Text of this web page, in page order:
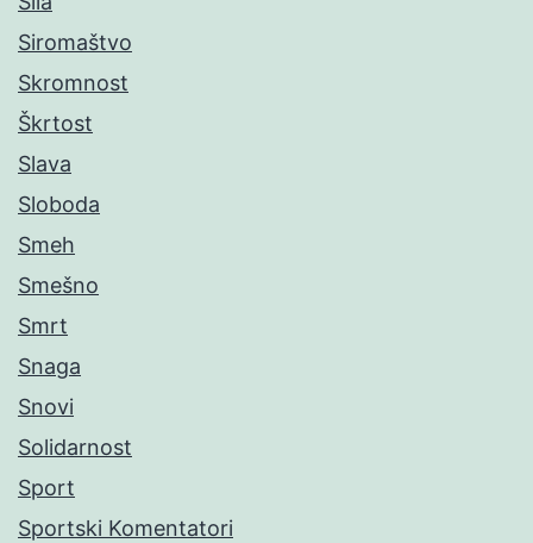
Siromaštvo
Skromnost
Škrtost
Slava
Sloboda
Smeh
Smešno
Smrt
Snaga
Snovi
Solidarnost
Sport
Sportski Komentatori